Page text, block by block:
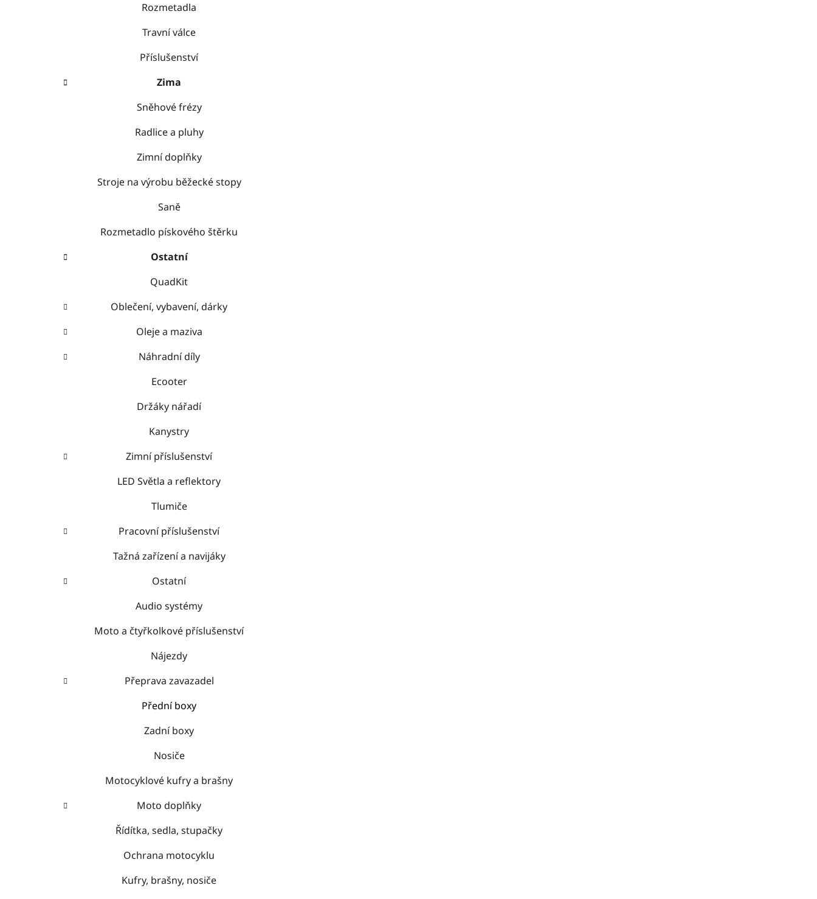
Rozmetadla
Travní válce
Příslušenství
Zima
Sněhové frézy
Radlice a pluhy
Zimní doplňky
Stroje na výrobu běžecké stopy
Saně
Rozmetadlo pískového štěrku
Ostatní
QuadKit
Oblečení, vybavení, dárky
Oleje a maziva
Náhradní díly
Ecooter
Držáky nářadí
Kanystry
Zimní příslušenství
LED Světla a reflektory
Tlumiče
Pracovní příslušenství
Tažná zařízení a navijáky
Ostatní
Audio systémy
Moto a čtyřkolkové příslušenství
Nájezdy
Přeprava zavazadel
Přední boxy
Zadní boxy
Nosiče
Motocyklové kufry a brašny
Moto doplňky
Řídítka, sedla, stupačky
Ochrana motocyklu
Kufry, brašny, nosiče